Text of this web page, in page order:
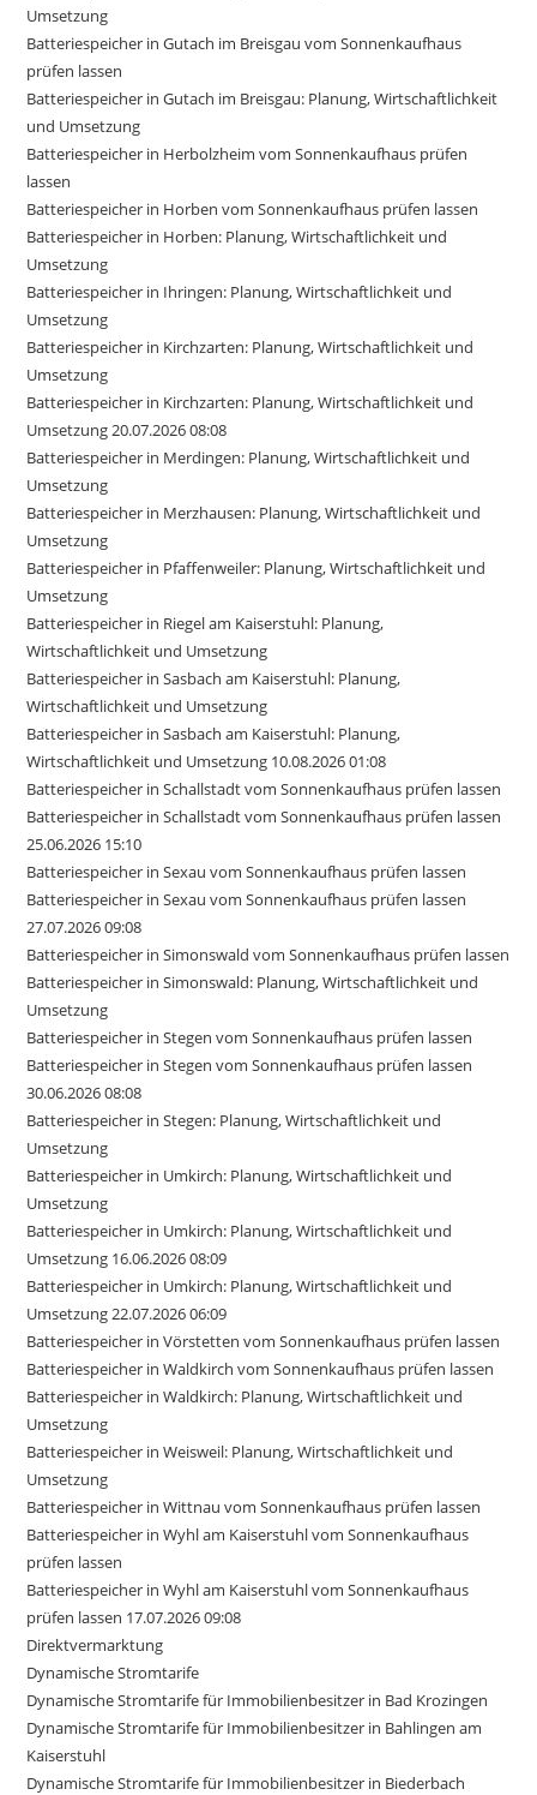
Umsetzung
Batteriespeicher in Gutach im Breisgau vom Sonnenkaufhaus
prüfen lassen
Batteriespeicher in Gutach im Breisgau: Planung, Wirtschaftlichkeit
und Umsetzung
Batteriespeicher in Herbolzheim vom Sonnenkaufhaus prüfen
lassen
Batteriespeicher in Horben vom Sonnenkaufhaus prüfen lassen
Batteriespeicher in Horben: Planung, Wirtschaftlichkeit und
Umsetzung
Batteriespeicher in Ihringen: Planung, Wirtschaftlichkeit und
Umsetzung
Batteriespeicher in Kirchzarten: Planung, Wirtschaftlichkeit und
Umsetzung
Batteriespeicher in Kirchzarten: Planung, Wirtschaftlichkeit und
Umsetzung 20.07.2026 08:08
Batteriespeicher in Merdingen: Planung, Wirtschaftlichkeit und
Umsetzung
Batteriespeicher in Merzhausen: Planung, Wirtschaftlichkeit und
Umsetzung
Batteriespeicher in Pfaffenweiler: Planung, Wirtschaftlichkeit und
Umsetzung
Batteriespeicher in Riegel am Kaiserstuhl: Planung,
Wirtschaftlichkeit und Umsetzung
Batteriespeicher in Sasbach am Kaiserstuhl: Planung,
Wirtschaftlichkeit und Umsetzung
Batteriespeicher in Sasbach am Kaiserstuhl: Planung,
Wirtschaftlichkeit und Umsetzung 10.08.2026 01:08
Batteriespeicher in Schallstadt vom Sonnenkaufhaus prüfen lassen
Batteriespeicher in Schallstadt vom Sonnenkaufhaus prüfen lassen
25.06.2026 15:10
Batteriespeicher in Sexau vom Sonnenkaufhaus prüfen lassen
Batteriespeicher in Sexau vom Sonnenkaufhaus prüfen lassen
27.07.2026 09:08
Batteriespeicher in Simonswald vom Sonnenkaufhaus prüfen lassen
Batteriespeicher in Simonswald: Planung, Wirtschaftlichkeit und
Umsetzung
Batteriespeicher in Stegen vom Sonnenkaufhaus prüfen lassen
Batteriespeicher in Stegen vom Sonnenkaufhaus prüfen lassen
30.06.2026 08:08
Batteriespeicher in Stegen: Planung, Wirtschaftlichkeit und
Umsetzung
Batteriespeicher in Umkirch: Planung, Wirtschaftlichkeit und
Umsetzung
Batteriespeicher in Umkirch: Planung, Wirtschaftlichkeit und
Umsetzung 16.06.2026 08:09
Batteriespeicher in Umkirch: Planung, Wirtschaftlichkeit und
Umsetzung 22.07.2026 06:09
Batteriespeicher in Vörstetten vom Sonnenkaufhaus prüfen lassen
Batteriespeicher in Waldkirch vom Sonnenkaufhaus prüfen lassen
Batteriespeicher in Waldkirch: Planung, Wirtschaftlichkeit und
Umsetzung
Batteriespeicher in Weisweil: Planung, Wirtschaftlichkeit und
Umsetzung
Batteriespeicher in Wittnau vom Sonnenkaufhaus prüfen lassen
Batteriespeicher in Wyhl am Kaiserstuhl vom Sonnenkaufhaus
prüfen lassen
Batteriespeicher in Wyhl am Kaiserstuhl vom Sonnenkaufhaus
prüfen lassen 17.07.2026 09:08
Direktvermarktung
Dynamische Stromtarife
Dynamische Stromtarife für Immobilienbesitzer in Bad Krozingen
Dynamische Stromtarife für Immobilienbesitzer in Bahlingen am
Kaiserstuhl
Dynamische Stromtarife für Immobilienbesitzer in Biederbach